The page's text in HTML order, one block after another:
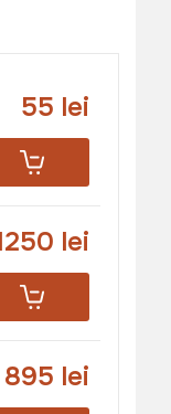
55 lei
lei
895 lei